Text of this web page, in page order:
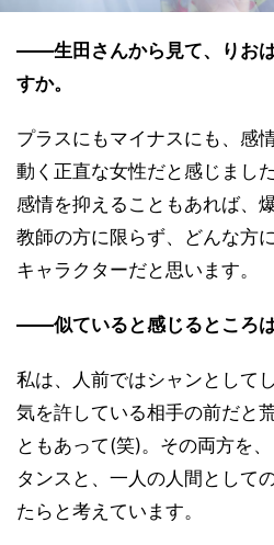
――生田さんから見て、りお
すか。
プラスにもマイナスにも、感
動く正直な女性だと感じまし
感情を抑えることもあれば、
教師の方に限らず、どんな方
キャラクターだと思います。
――似ていると感じるところは
私は、人前ではシャンとして
気を許している相手の前だと
ともあって(笑)。その両方を
タンスと、一人の人間として
たらと考えています。